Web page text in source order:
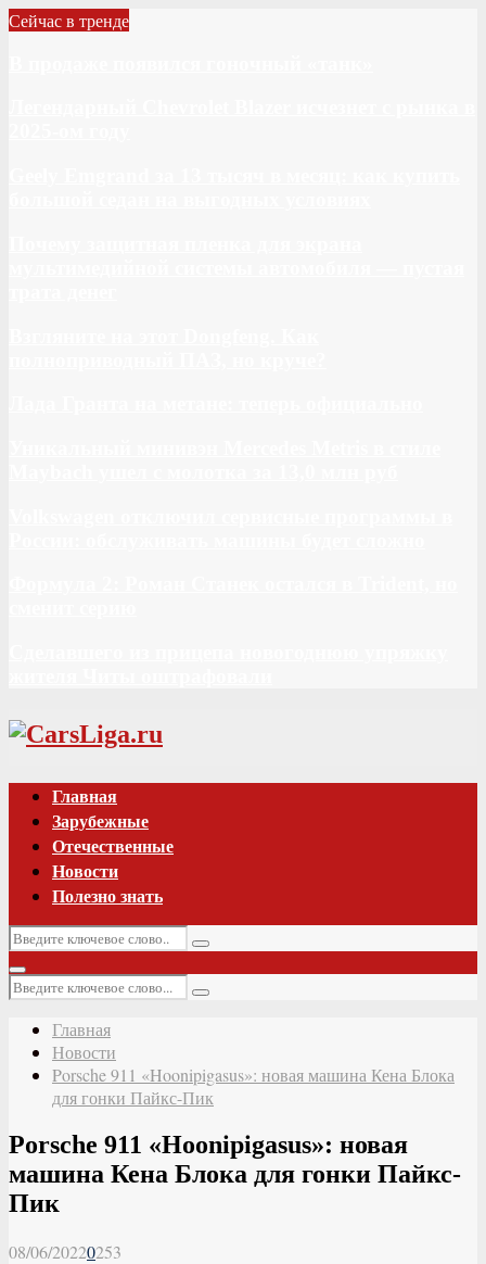
Сейчас в тренде
Vk
Главная
Зарубежные
Отечественные
Новости
Полезно знать
Искать:
Поиск
Основное
меню
Искать:
Поиск
Главная
Новости
Porsche 911 «Hoonipigasus»: новая машина Кена Блока
для гонки Пайкс-Пик
Porsche 911 «Hoonipigasus»: новая
машина Кена Блока для гонки Пайкс-
Пик
08/06/20220253